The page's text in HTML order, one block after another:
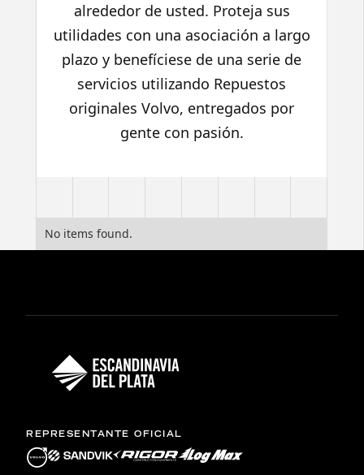
alrededor de usted. Proteja sus
utilidades con una asociación a largo
plazo y benefíciese de una serie de
servicios utilizando Repuestos
originales Volvo, entregados por
gente con pasión.
No items found.
REPRESENTANTE OFICIAL